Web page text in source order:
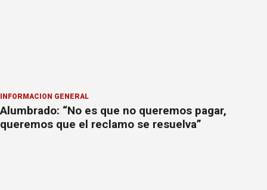
INFORMACION GENERAL
Alumbrado: “No es que no queremos pagar,
queremos que el reclamo se resuelva”